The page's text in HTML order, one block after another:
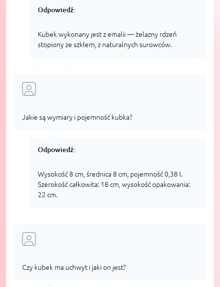
Odpowiedź:
Kubek wykonany jest z emalii — żelazny rdzeń
stopiony ze szkłem, z naturalnych surowców.
Jakie są wymiary i pojemność kubka?
Odpowiedź:
Wysokość 8 cm, średnica 8 cm, pojemność 0,38 l.
Szerokość całkowita: 18 cm, wysokość opakowania:
22 cm.
Czy kubek ma uchwyt i jaki on jest?